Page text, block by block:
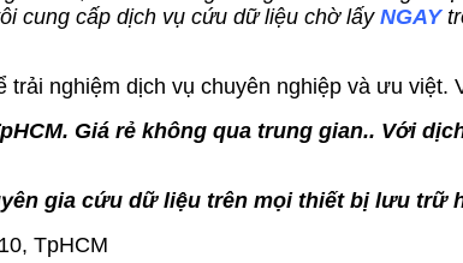
cung cấp dịch vụ cứu dữ liệu chờ lấy NGAY
trải nghiệm dịch vụ chuyên nghiệp và ưu việt.
Giá rẻ không qua trung gian.. Với
gia cứu dữ liệu trên mọi thiết bị lưu trữ
TpHCM